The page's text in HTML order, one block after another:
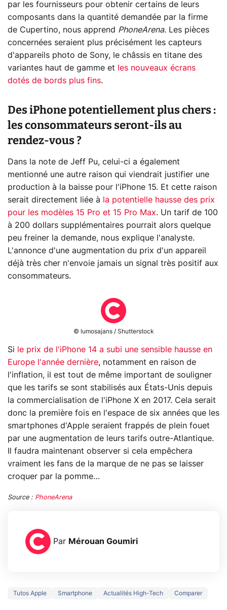
par les fournisseurs pour obtenir certains de leurs
composants dans la quantité demandée par la firme
de Cupertino, nous apprend PhoneArena. Les pièces
concernées seraient plus précisément les capteurs
d'appareils photo de Sony, le châssis en titane des
variantes haut de gamme et
les nouveaux écrans
dotés de bords plus fins.
Des iPhone potentiellement plus chers :
les consommateurs seront-ils au
rendez-vous ?
Dans la note de Jeff Pu, celui-ci a également
mentionné une autre raison qui viendrait justifier une
production à la baisse pour l'iPhone 15. Et cette raison
serait directement liée à
la potentielle hausse des prix
pour les modèles 15 Pro et 15 Pro Max. Un tarif de 100
à 200 dollars supplémentaires pourrait alors quelque
peu freiner la demande, nous explique l'analyste.
L'annonce d'une augmentation du prix d'un appareil
déjà très cher n'envoie jamais un signal très positif aux
consommateurs.
© lumosajans / Shutterstock
Si
le prix de l'iPhone 14 a subi une sensible hausse en
Europe l'année dernière, notamment en raison de
l'inflation, il est tout de même important de souligner
que les tarifs se sont stabilisés aux États-Unis depuis
la commercialisation de l'iPhone X en 2017. Cela serait
donc la première fois en l'espace de six années que les
smartphones d'Apple seraient frappés de plein fouet
par une augmentation de leurs tarifs outre-Atlantique.
Il faudra maintenant observer si cela empêchera
vraiment les fans de la marque de ne pas se laisser
croquer par la pomme…
Source : PhoneArena
Par Mérouan Goumiri
Tutos Apple Smartphone Actualités High-Tech Comparer
5 générations de
Ce que vous